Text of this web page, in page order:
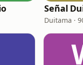
Señal
Duitama ·